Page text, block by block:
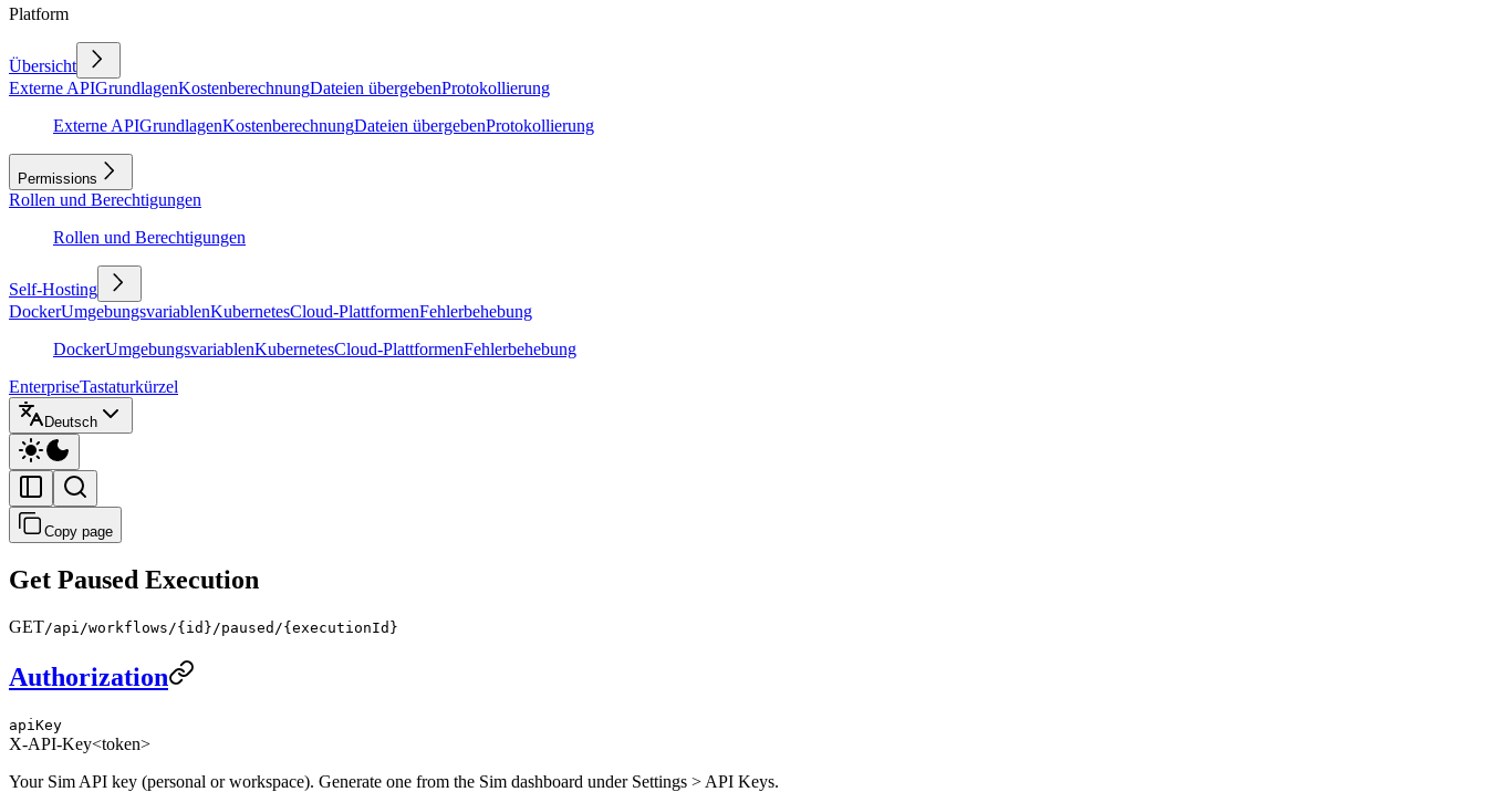
Platform
Übersicht
Externe APIGrundlagenKostenberechnungDateien übergebenProtokollierung
Externe APIGrundlagenKostenberechnungDateien übergebenProtokollierung
Permissions
Rollen und Berechtigungen
Rollen und Berechtigungen
Self-Hosting
DockerUmgebungsvariablenKubernetesCloud-PlattformenFehlerbehebung
DockerUmgebungsvariablenKubernetesCloud-PlattformenFehlerbehebung
EnterpriseTastaturkürzel
Deutsch
Copy page
Get Paused Execution
GET/api/workflows/{id}/paused/{executionId}
Authorization
apiKey
X-API-Key<token>
Your Sim API key (personal or workspace). Generate one from the Sim dashboard under Settings > API Keys.